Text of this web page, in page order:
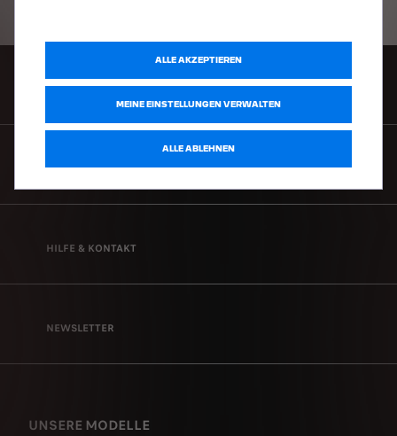
HÄNDLERSUCHE
MYPEUGEOT
HILFE & KONTAKT
NEWSLETTER
UNSERE MODELLE
MEINE EINSTELLUNGEN VERWALTEN
ALLE AKZEPTIEREN
ALLE ABLEHNEN